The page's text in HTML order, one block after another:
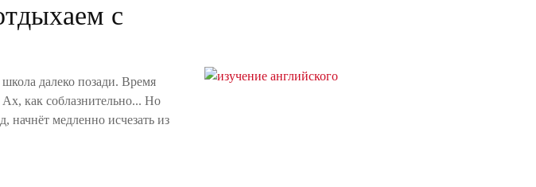
с
далеко позади. Время
Ах, как соблазнительно... Но
начнёт медленно исчезать из